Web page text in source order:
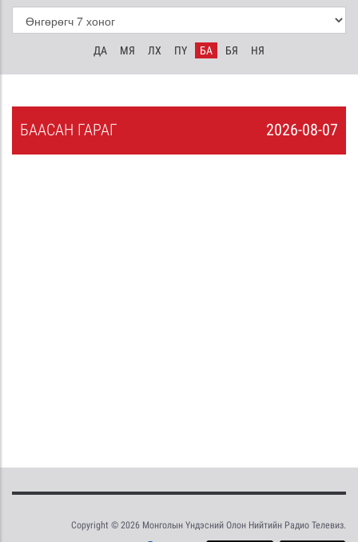
ДА МЯ ЛХ ПҮ БА БЯ НЯ
2026-08-07
БААСАН ГАРАГ
Copyright © 2026 Монголын Үндэсний Олон Нийтийн Радио Телевиз.